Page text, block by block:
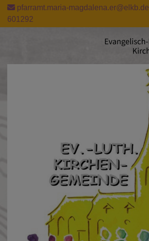
Direkt
zum
Inhalt
pfarramt.maria-magdalena.er@elkb.de
601292